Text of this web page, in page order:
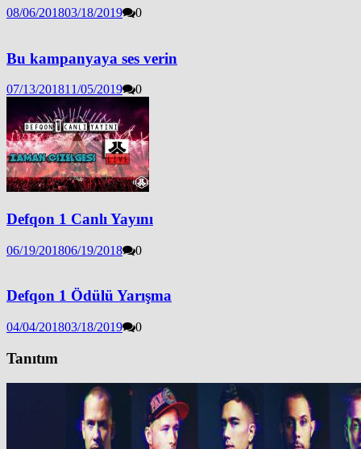
08/06/201803/18/2019 0
Bu kampanyaya ses verin
07/13/201811/05/2019 0
Defqon 1 Canlı Yayını
06/19/201806/19/2018 0
Defqon 1 Ödülü Yarışma
04/04/201803/18/2019 0
Tanıtım